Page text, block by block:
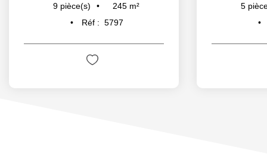
9 pièce(s) 245 m²
Réf : 5797
5